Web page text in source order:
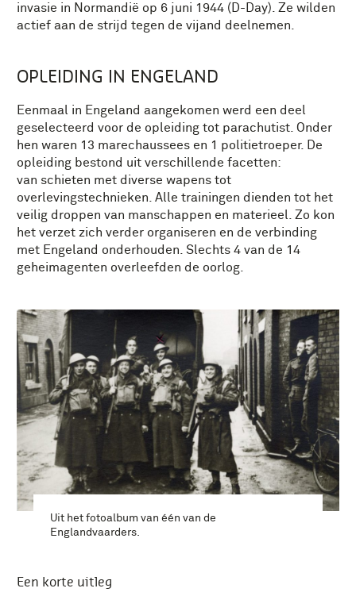
invasie in Normandië op 6 juni 1944 (D-Day). Ze wilden
actief aan de strijd tegen de vijand deelnemen.
OPLEIDING IN ENGELAND
Eenmaal in Engeland aangekomen werd een deel
geselecteerd voor de opleiding tot parachutist. Onder
hen waren 13 marechaussees en 1 politietroeper. De
opleiding bestond uit verschillende facetten:
van schieten met diverse wapens tot
overlevingstechnieken. Alle trainingen dienden tot het
veilig droppen van manschappen en materieel. Zo kon
het verzet zich verder organiseren en de verbinding
met Engeland onderhouden. Slechts 4 van de 14
geheimagenten overleefden de oorlog.
Uit het fotoalbum van één van de
Englandvaarders.
Een korte uitleg